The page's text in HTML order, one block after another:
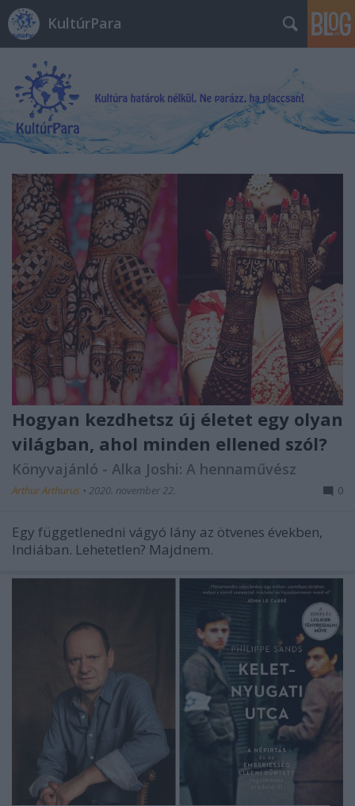
KultúrPara
Hogyan kezdhetsz új életet egy olyan
világban, ahol minden ellened szól?
Könyvajánló - Alka Joshi: A hennaművész
Arthur Arthurus • 2020. november 22. 0
Egy függetlenedni vágyó lány az ötvenes években,
Indiában. Lehetetlen? Majdnem.